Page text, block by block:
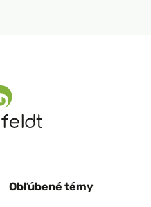
Obľúbené témy